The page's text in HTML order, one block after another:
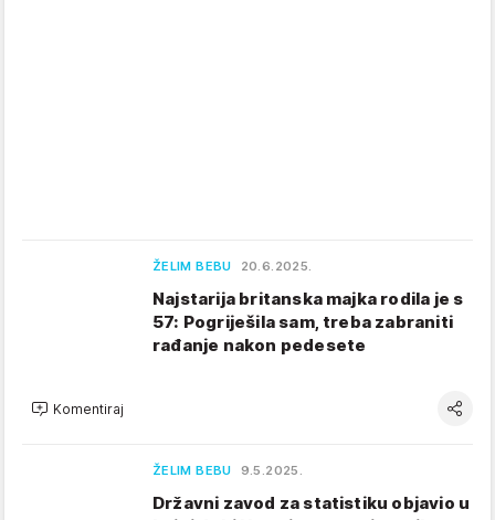
ŽELIM BEBU 20.6.2025.
Najstarija britanska majka rodila je s
57: Pogriješila sam, treba zabraniti
rađanje nakon pedesete
Komentiraj
ŽELIM BEBU 9.5.2025.
Državni zavod za statistiku objavio u